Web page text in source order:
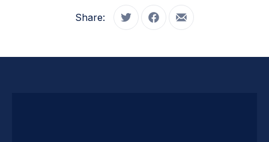
Share: Tweet Share on Facebook
Share by Email